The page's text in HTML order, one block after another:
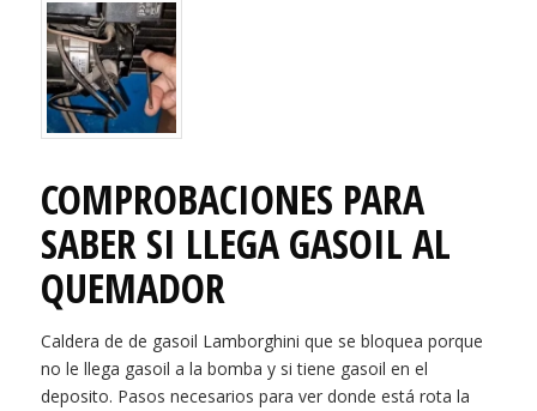
COMPROBACIONES PARA
SABER SI LLEGA GASOIL AL
QUEMADOR
Caldera de de gasoil Lamborghini que se bloquea porque
no le llega gasoil a la bomba y si tiene gasoil en el
deposito. Pasos necesarios para ver donde está rota la